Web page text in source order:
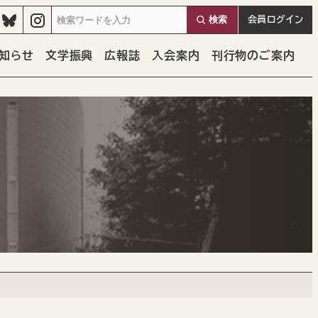
会員 ログイン
検索
らせ 文学振興 広報誌 入会案内 刊行物のご案内